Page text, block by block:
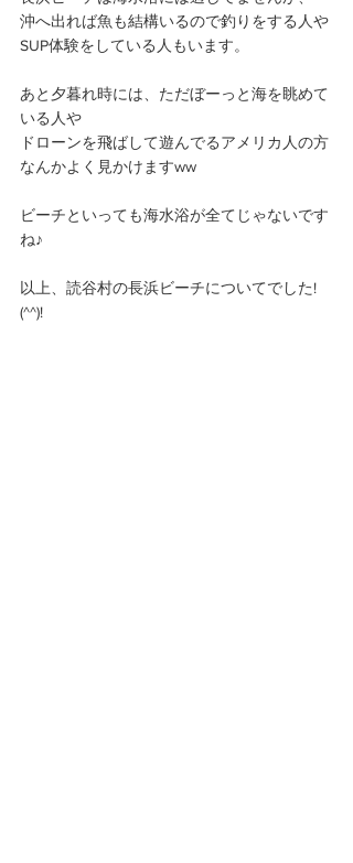
沖へ出れば魚も結構いるので釣りをする人や
SUP体験をしている人もいます。
あと夕暮れ時には、ただぼーっと海を眺めて
いる人や
ドローンを飛ばして遊んでるアメリカ人の方
なんかよく見かけますww
ビーチといっても海水浴が全てじゃないです
ね♪
以上、読谷村の長浜ビーチについてでした!
(^^)!